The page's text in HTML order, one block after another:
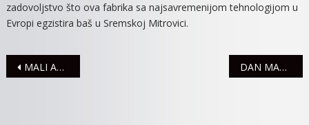
zadovoljstvo što ova fabrika sa najsavremenijom tehnologijom u
Evropi egzistira baš u Sremskoj Mitrovici.
Navigacija
MALI AMBASADORI NAŠEG GRADA – devetogodišnji virtuoz na klaviru DAN MANGULICE U SUBOTU 7. DECEMBRA